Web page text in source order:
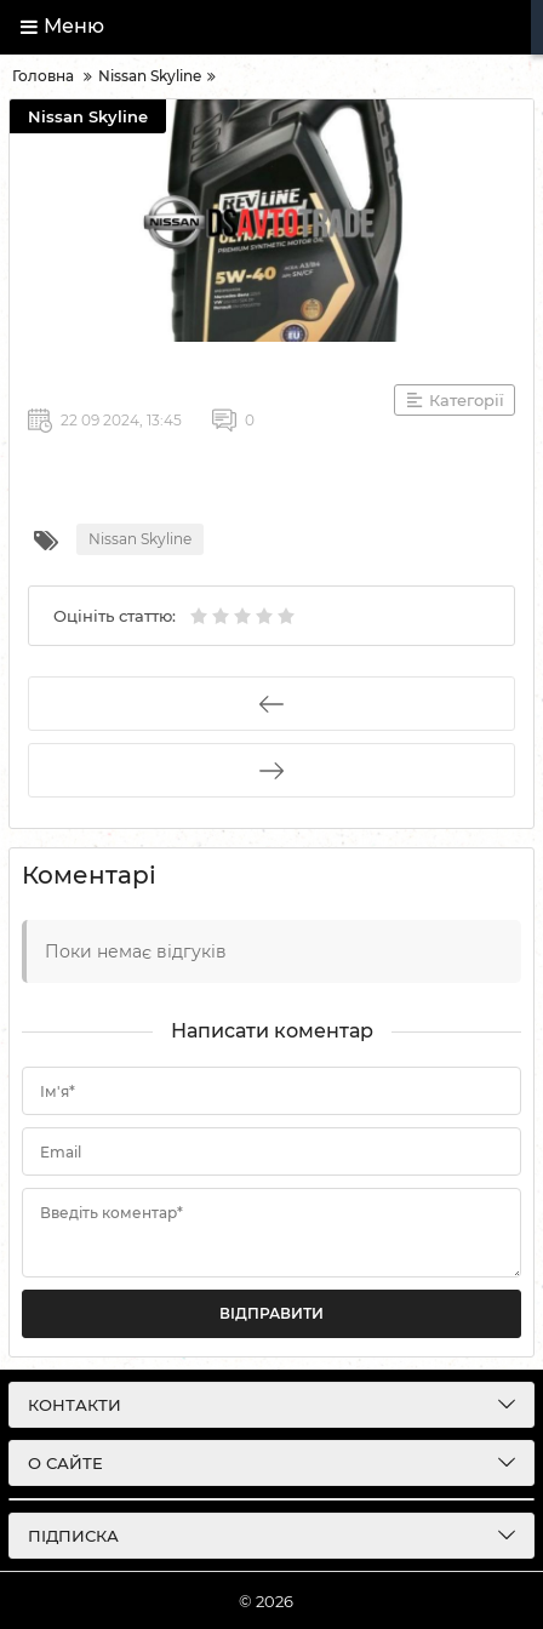
Меню
Головна Nissan Skyline
Nissan Skyline
Категорії
22 09 2024, 13:45 0
Nissan Skyline
Оцініть статтю:
Коментарі
Поки немає відгуків
Написати коментар
Ім'я*
Email
Введіть коментар*
ВІДПРАВИТИ
КОНТАКТИ
О САЙТЕ
ПІДПИСКА
© 2026